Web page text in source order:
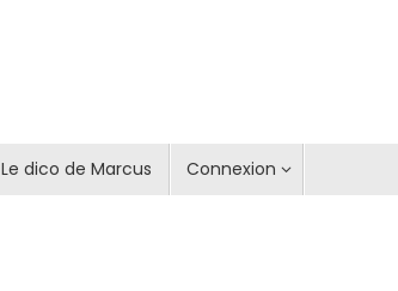
Le dico de Marcus Connexion